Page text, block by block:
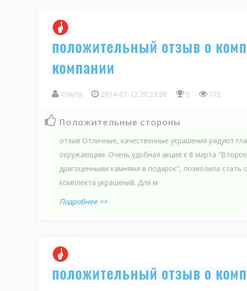
положительный отзыв о
компании
Ольга 2014-01-12 20:23:36 5 772
Положительные стороны
отзыв Отличные, качественные украшения радуют
окружающим. Очень удобная акция к 8 марта "Второе
драгоценными камнями в подарок", позволила стать
комплекта украшений. Для м
Подробнее >>
положительный отзыв о